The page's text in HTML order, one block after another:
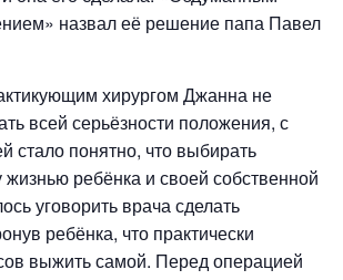
назвал её решение папа Павел
хирургом Джанна не
всей серьёзности положения, с
стало понятно, что выбирать
ребёнка и своей собственной
уговорить врача сделать
ребёнка, что практически
выжить самой. Перед операцией